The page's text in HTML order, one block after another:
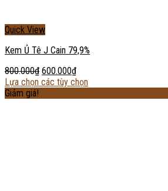
Quick View
Kem Ủ Tê J Cain 79,9%
800.000₫ 600.000₫
Lựa chọn các tùy chọn
Giảm giá!